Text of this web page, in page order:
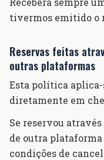
tivermos emitido o
Reservas feitas
outras plataformas
Esta política
diretamente em
Se reservou
de outra
condições de